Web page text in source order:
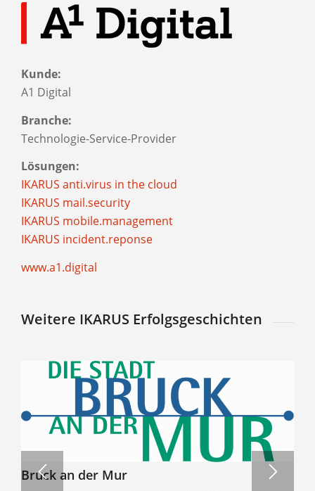
Kunde:
A1 Digital
Branche:
Technologie-Service-Provider
Lösungen:
IKARUS anti.virus in the cloud
IKARUS mail.security
IKARUS mobile.management
IKARUS incident.reponse
www.a1.digital
Weitere IKARUS Erfolgsgeschichten
Bruck an der Mur